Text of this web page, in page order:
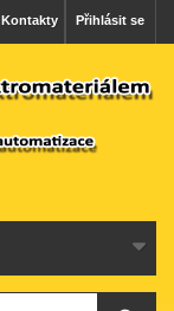
Přihlásit se
Kontakty